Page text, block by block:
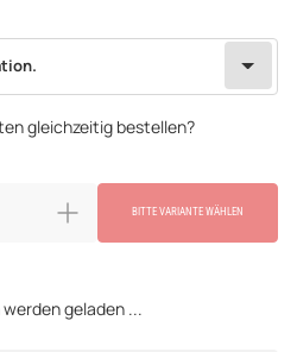
gleichzeitig bestellen?
BITTE VARIANTE WÄHLEN
geladen ...